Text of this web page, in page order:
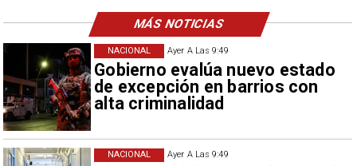
Ayer A Las 9:49
Gobierno evalúa nuevo estado
de excepción en barrios con
alta criminalidad
NACIONAL
Ayer A Las 9:49
NACIONAL
MÁS NOTICIAS